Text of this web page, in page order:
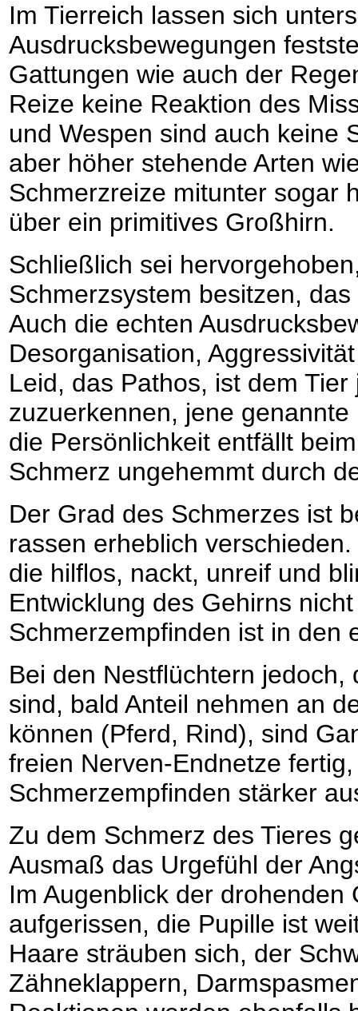
Im Tierreich lassen sich
Ausdrucksbewegungen
Gattungen wie auch der
Reize keine Reaktion des
und Wespen sind auch keine
aber höher stehende Arten
Schmerzreize mitunter sogar
über ein primitives Großhirn.
Schließlich sei
Schmerzsystem besitzen,
Auch die echten
Desorganisation,
Leid, das Pathos, ist dem
zuzuerkennen, jene
die Persönlichkeit entfällt
Schmerz ungehemmt durch
Der Grad des Schmerzes ist
rassen erheblich
die hilflos, nackt, unreif und
Entwicklung des Gehirns
Schmerzempfinden ist in den
Bei den Nestflüchtern
sind, bald Anteil nehmen an
können (Pferd, Rind), sind
freien Nerven-Endnetze
Schmerzempfinden stärker
Zu dem Schmerz des Tieres
Ausmaß das Urgefühl der
Im Augenblick der drohenden
aufgerissen, die Pupille ist
Haare sträuben sich, der
Zähneklappern,